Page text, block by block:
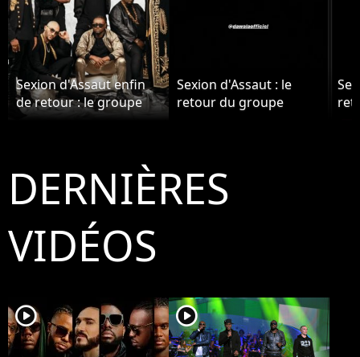
Sexion d'Assaut enfin
de retour : le groupe
annonce une tournée
Sexion d'Assaut : le
retour du groupe
DERNIÈRES
VIDÉOS
player2 player2